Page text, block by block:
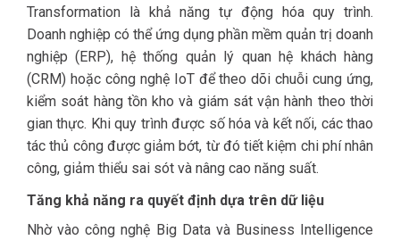
Transformation là khả năng tự động hóa quy trình.
Doanh nghiệp có thể ứng dụng phần mềm quản trị doanh
nghiệp (ERP), hệ thống quản lý quan hệ khách hàng
(CRM) hoặc công nghệ IoT để theo dõi chuỗi cung ứng,
kiểm soát hàng tồn kho và giám sát vận hành theo thời
gian thực. Khi quy trình được số hóa và kết nối, các thao
tác thủ công được giảm bớt, từ đó tiết kiệm chi phí nhân
công, giảm thiểu sai sót và nâng cao năng suất.
Tăng khả năng ra quyết định dựa trên dữ liệu
Nhờ vào công nghệ Big Data và Business Intelligence